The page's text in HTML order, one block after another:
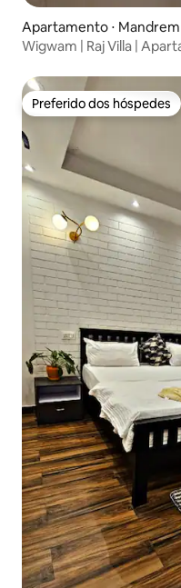
Apartamento ⋅ Mandrem
Wigwam | Raj Villa |
Preferido dos hóspedes
Preferido dos hóspedes